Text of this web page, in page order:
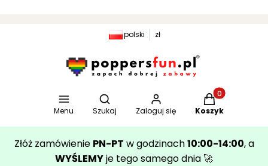
polski zł
Menu
Otwórz wyszukiwarkę
Szukaj Zaloguj się
Produkty w
Koszyk
Złóż zamówienie PN-PT w godzinach10:00-14:00, a
WYŚLEMYje tego samego dnia 🚀